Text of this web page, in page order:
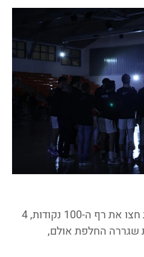
חשמל אחת שגררה החלפת אולם,